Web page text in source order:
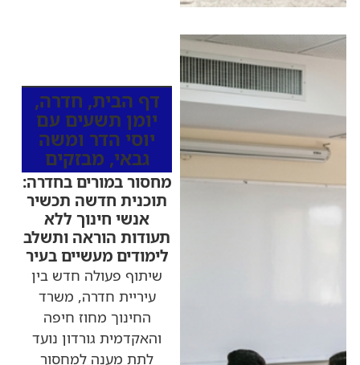
דף הבית, חדרה,
יומן תשעים עם
יוסי הדר ומשה
גבאי, מבזקים
מחסור במורים בחדרה:
תוכנית חדשה תכשיר
אנשי חינוך ללא
תעודות הוראה ותשלב
לימודים מעשיים בעיר
שיתוף פעולה חדש בין
עיריית חדרה, משרד
החינוך מחוז חיפה
והאקדמית גורדון נועד
לתת מענה למחסור